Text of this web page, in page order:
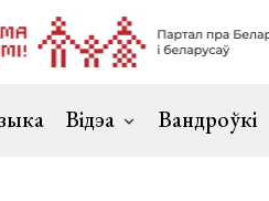
Відэа Вандроўкі